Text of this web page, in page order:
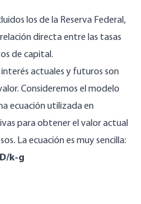
los de la Reserva Federal,
directa entre las tasas
de capital.
interés actuales y futuros son
Consideremos el modelo
ecuación utilizada en
para obtener el valor actual
La ecuación es muy sencilla:
D/k-g